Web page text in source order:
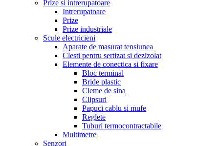
Prize si intrerupatoare
Intrerupatoare
Prize
Prize industriale
Scule electricieni
Aparate de masurat tensiunea
Clesti pentru sertizat si dezizolat
Elemente de conectica si fixare
Bloc terminal
Bride plastic
Cleme de sina
Clipsuri
Papuci cablu si mufe
Reglete
Tuburi termocontractabile
Multimetre
Senzori